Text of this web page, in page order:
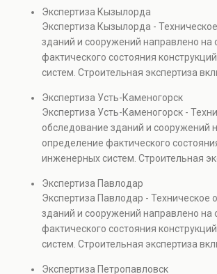
элементов и оценку
Услуга востребована при покупке
капитальном ремонте и
также при судебных
проверках.
Экспертиза Кызылорда
Экспертиза Кызылорда -
зданий и сооружений направлено на
фактического состояния
систем. Строительная экспертиза
элементов и оценку
Услуга востребована при покупке
капитальном ремонте и
также при судебных
проверках.
Экспертиза Усть-Каменогорск
Экспертиза Усть-Каменогорск -
обследование зданий и сооружений
определение фактического
инженерных систем. Строительная
прочности элементов и оценку
безопасности. Услуга востребована
недвижимости, капитальном ремонте
объектов, а также при судебных
технических проверках.
Экспертиза Павлодар
Экспертиза Павлодар - Техническое
зданий и сооружений направлено на
фактического состояния
систем. Строительная экспертиза
Экспертиза Петропавловск